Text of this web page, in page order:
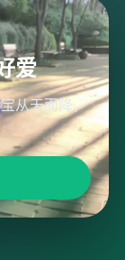
灵”，被告知是
遍，却在古籍
爱
从天而降，
矿工如何被训
夫妻发现“幸